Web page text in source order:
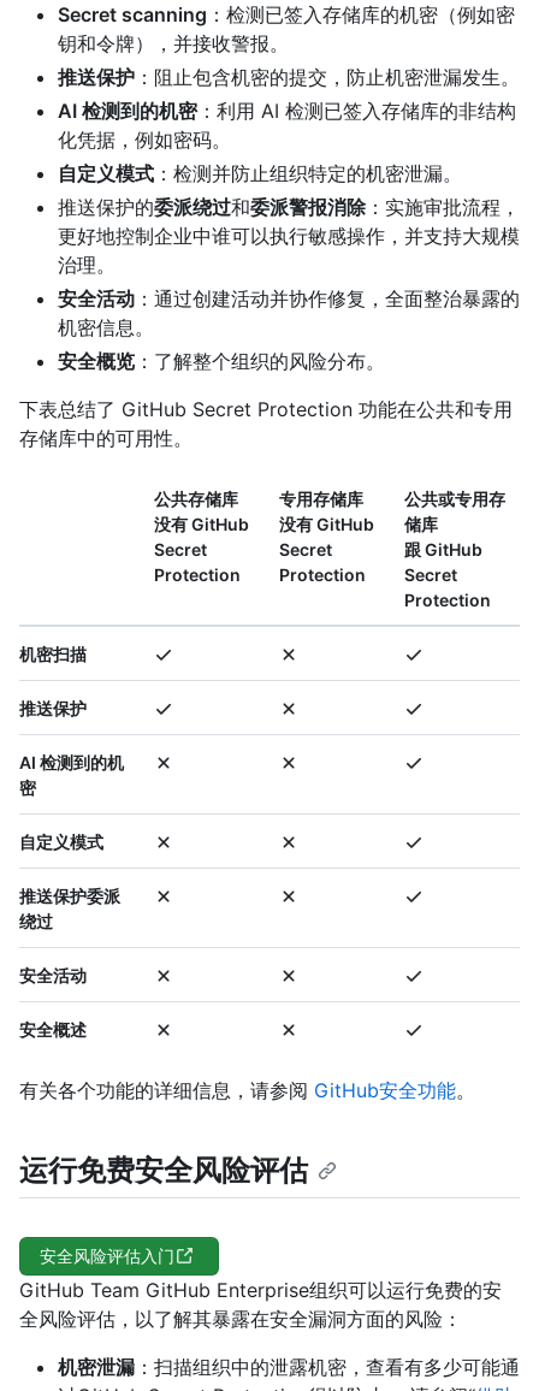
Secret scanning ：检测已签入存储库的机密（例如密
钥和令牌），并接收警报。
推送保护 ：阻止包含机密的提交，防止机密泄漏发生。
AI 检测到的机密：利用 AI 检测已签入存储库的非结构
化凭据，例如密码。
自定义模式 ：检测并防止组织特定的机密泄漏。
推送保护的委派绕过和委派警报消除：实施审批流程，
更好地控制企业中谁可以执行敏感操作，并支持大规模
治理。
安全活动 ：通过创建活动并协作修复，全面整治暴露的
机密信息。
安全概览 ：了解整个组织的风险分布。
下表总结了 GitHub Secret Protection 功能在公共和专用
存储库中的可用性。
公共存储库
没有 GitHub
Secret
Protection
专用存储库
没有 GitHub
Secret
Protection
公共或专用存
储库
跟 GitHub
Secret
Protection
机密扫描
推送保护
AI 检测到的机
密
自定义模式
推送保护委派
绕过
安全活动
安全概述
有关各个功能的详细信息，请参阅 GitHub安全功能。
运行免费安全风险评估
安全风险评估入门
GitHub Team GitHub Enterprise组织可以运行免费的安
全风险评估，以了解其暴露在安全漏洞方面的风险：
机密泄漏 ：扫描组织中的泄露机密，查看有多少可能通